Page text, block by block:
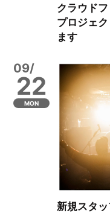
クラウドフ
プロジェ
ます
09/
22
MON
新規スタッ